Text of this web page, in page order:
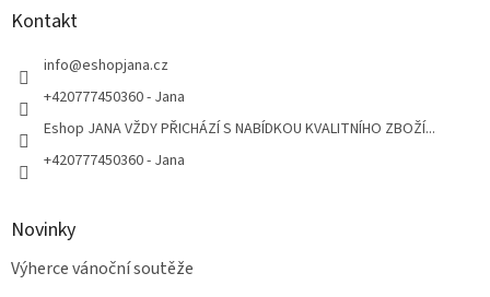
Kontakt
info@eshopjana.cz
+420777450360 - Jana
Eshop JANA VŽDY PŘICHÁZÍ S NABÍDKOU KVALITNÍHO ZBOŽÍ...
+420777450360 - Jana
Novinky
Výherce vánoční soutěže